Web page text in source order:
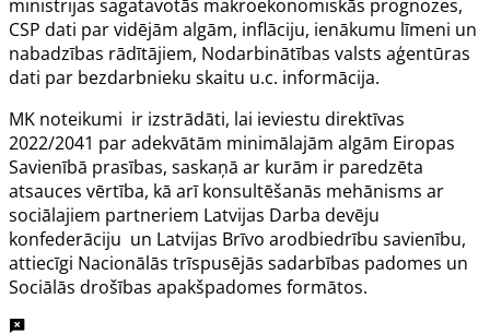
ministrijas sagatavotās makroekonomiskās prognozes,
CSP dati par vidējām algām, inflāciju, ienākumu līmeni un
nabadzības rādītājiem, Nodarbinātības valsts aģentūras
dati par bezdarbnieku skaitu u.c. informācija.
MK noteikumi ir izstrādāti, lai ieviestu direktīvas
2022/2041 par adekvātām minimālajām algām Eiropas
Savienībā prasības, saskaņā ar kurām ir paredzēta
atsauces vērtība, kā arī konsultēšanās mehānisms ar
sociālajiem partneriem Latvijas Darba devēju
konfederāciju un Latvijas Brīvo arodbiedrību savienību,
attiecīgi Nacionālās trīspusējās sadarbības padomes un
Sociālās drošības apakšpadomes formātos.